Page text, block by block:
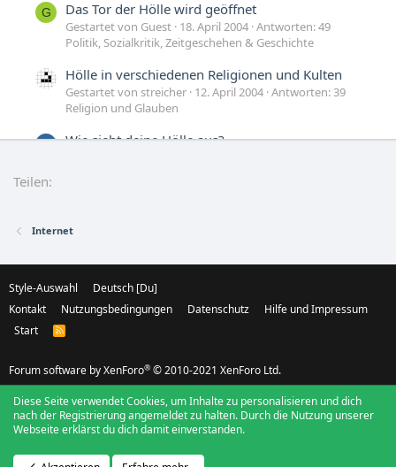
G Das Tor der Hölle wird geöffnet
Gestartet von Guest 18. April 2004 Antworten: 49
Politik, Sozialkritik, Zeitgeschehen & Geschichte
Hölle in verschiedenen Religionen und Kulten
Gestartet von streicher 12. April 2004 Antworten: 39
Religion und Glauben
H Wie sieht deine Hölle aus?
Teilen:
Internet
Style-Auswahl
Deutsch [Du]
Kontakt
Nutzungsbedingungen Datenschutz
Hilfe und Impressum
Start
R
S
Forum software by XenForo® © 2010-2021 XenForo Ltd.
Diese Seite verwendet Cookies, um Inhalte zu personalisieren und dich
nach der Registrierung angemeldet zu halten. Durch die Nutzung unserer
Webseite erklärst du dich damit einverstanden.